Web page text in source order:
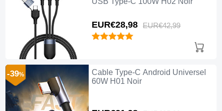
EUR€28,98 EUR€42,99
Cable Type-C Android Universel
60W H01 Noir
-39%